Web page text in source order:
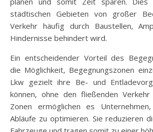
städtischen Gebieten von großer
Verkehr häufig durch Baustellen,
Hindernisse behindert wird.
Ein entscheidender Vorteil des
die Möglichkeit, Begegnungszonen
Lkw gezielt ihre Be- und
können, ohne den fließenden
Zonen ermöglichen es
Abläufe zu optimieren. Sie reduzieren